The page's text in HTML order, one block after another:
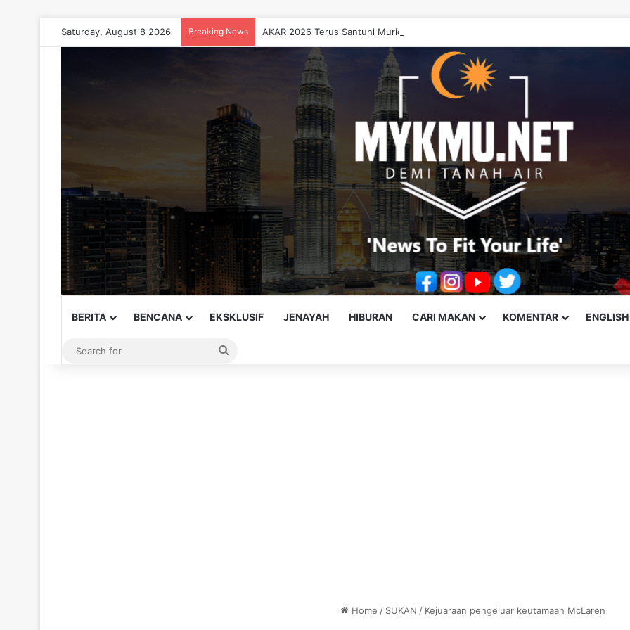
Saturday, August 8 2026 Breaking News AKAR 2026 Terus Santuni Murid, Gilap Kreativiti Generasi Muda
BERITA BENCANA EKSKLUSIF JENAYAH HIBURAN CARI MAKAN KOMENTAR
Home / SUKAN / Kejuaraan pengeluar keutamaan McLaren